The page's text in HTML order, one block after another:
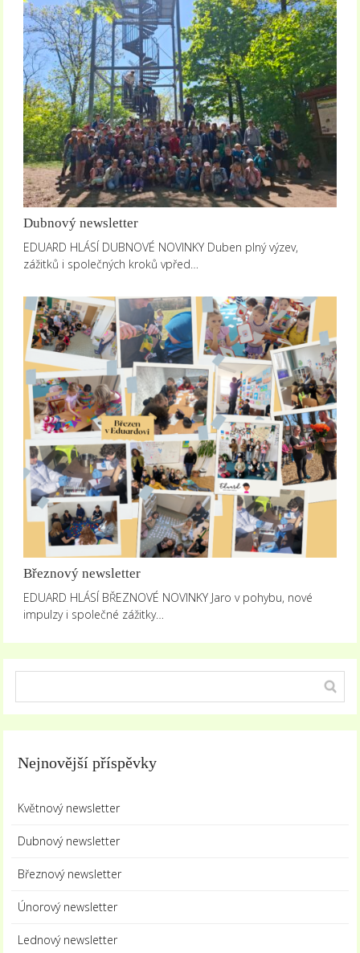
Dubnový newsletter
EDUARD HLÁSÍ DUBNOVÉ NOVINKY Duben plný výzev,
zážitků i společných kroků vpřed…
Březnový newsletter
EDUARD HLÁSÍ BŘEZNOVÉ NOVINKY Jaro v pohybu, nové
impulzy i společné zážitky…
Nejnovější příspěvky
Květnový newsletter
Dubnový newsletter
Březnový newsletter
Únorový newsletter
Lednový newsletter